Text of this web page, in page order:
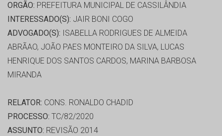
ORGÃO: PREFEITURA MUNICIPAL DE CASSILÂNDIA
INTERESSADO(S): JAIR BONI COGO
ADVOGADO(S): ISABELLA RODRIGUES DE ALMEIDA
ABRÃAO, JOÃO PAES MONTEIRO DA SILVA, LUCAS
HENRIQUE DOS SANTOS CARDOS, MARINA BARBOSA
MIRANDA
RELATOR: CONS. RONALDO CHADID
PROCESSO: TC/82/2020
ASSUNTO: REVISÃO 2014